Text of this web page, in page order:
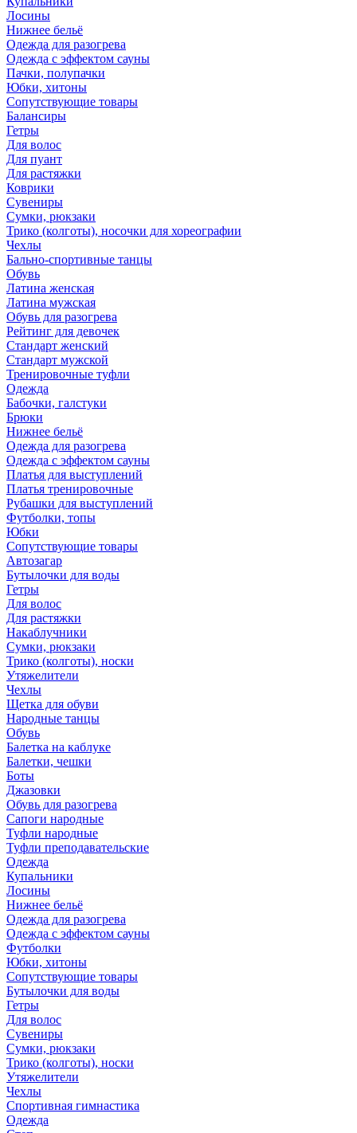
Лосины
Нижнее бельё
Одежда для разогрева
Одежда с эффектом сауны
Пачки, полупачки
Юбки, хитоны
Сопутствующие товары
Балансиры
Гетры
Для волос
Для пуант
Для растяжки
Коврики
Сувениры
Сумки, рюкзаки
Трико (колготы), носочки для хореографии
Чехлы
Бально-спортивные танцы
Обувь
Латина женская
Латина мужская
Обувь для разогрева
Рейтинг для девочек
Стандарт женский
Стандарт мужской
Тренировочные туфли
Одежда
Бабочки, галстуки
Брюки
Нижнее бельё
Одежда для разогрева
Одежда с эффектом сауны
Платья для выступлений
Платья тренировочные
Рубашки для выступлений
Футболки, топы
Юбки
Сопутствующие товары
Автозагар
Бутылочки для воды
Гетры
Для волос
Для растяжки
Накаблучники
Сумки, рюкзаки
Трико (колготы), носки
Утяжелители
Чехлы
Щетка для обуви
Народные танцы
Обувь
Балетка на каблуке
Балетки, чешки
Боты
Джазовки
Обувь для разогрева
Сапоги народные
Туфли народные
Туфли преподавательские
Одежда
Купальники
Лосины
Нижнее бельё
Одежда для разогрева
Одежда с эффектом сауны
Футболки
Юбки, хитоны
Сопутствующие товары
Бутылочки для воды
Гетры
Для волос
Сувениры
Сумки, рюкзаки
Трико (колготы), носки
Утяжелители
Чехлы
Спортивная гимнастика
Одежда